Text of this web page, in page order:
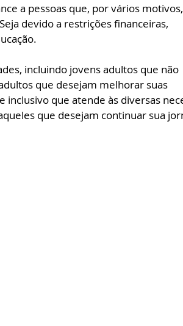
a pessoas que, por vários
devido a restrições financeiras,
incluindo jovens adultos que não
que desejam melhorar suas
que atende às diversas
que desejam continuar sua